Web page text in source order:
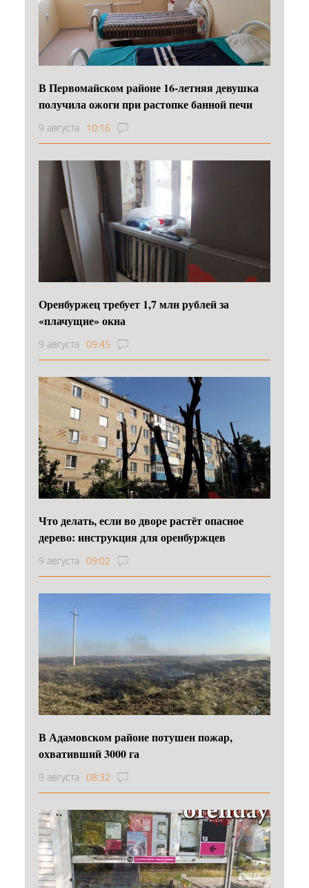
В Первомайском районе 16‑летняя девушка
получила ожоги при растопке банной печи
9 августа 10:16
Оренбуржец требует 1,7 млн рублей за
«плачущие» окна
9 августа 09:45
Что делать, если во дворе растёт опасное
дерево: инструкция для оренбуржцев
9 августа 09:02
В Адамовском районе потушен пожар,
охвативший 3000 га
9 августа 08:32